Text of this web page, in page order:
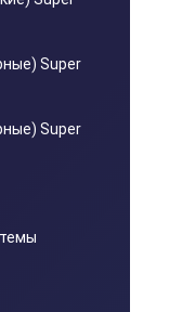
Super
Super